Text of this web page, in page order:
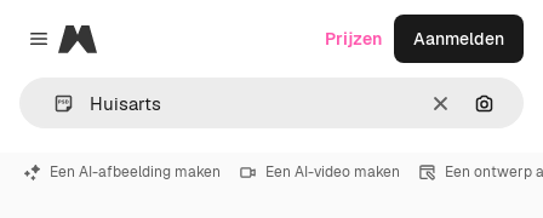
Close menu
Magnific
Wissen
Prijzen Aanmelden
Een AI-afbeelding maken Een AI-video maken Een ontwerp